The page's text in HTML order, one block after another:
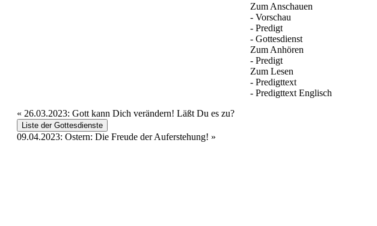
Zum Anschauen
- Vorschau
- Predigt
- Gottesdienst
Zum Anhören
- Predigt
Zum Lesen
- Predigttext
- Predigttext Englisch
« 26.03.2023: Gott kann Dich verändern! Läßt Du es zu?
Liste der Gottesdienste
09.04.2023: Ostern: Die Freude der Auferstehung! »